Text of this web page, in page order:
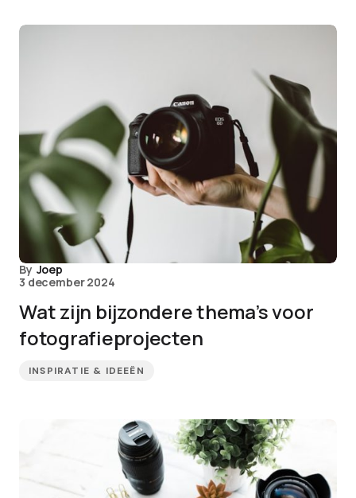
By Joep
3 december 2024
Wat zijn bijzondere thema’s voor
fotografieprojecten
INSPIRATIE & IDEEËN